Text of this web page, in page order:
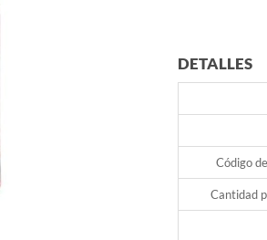
DETALLES
Código
Cantidad